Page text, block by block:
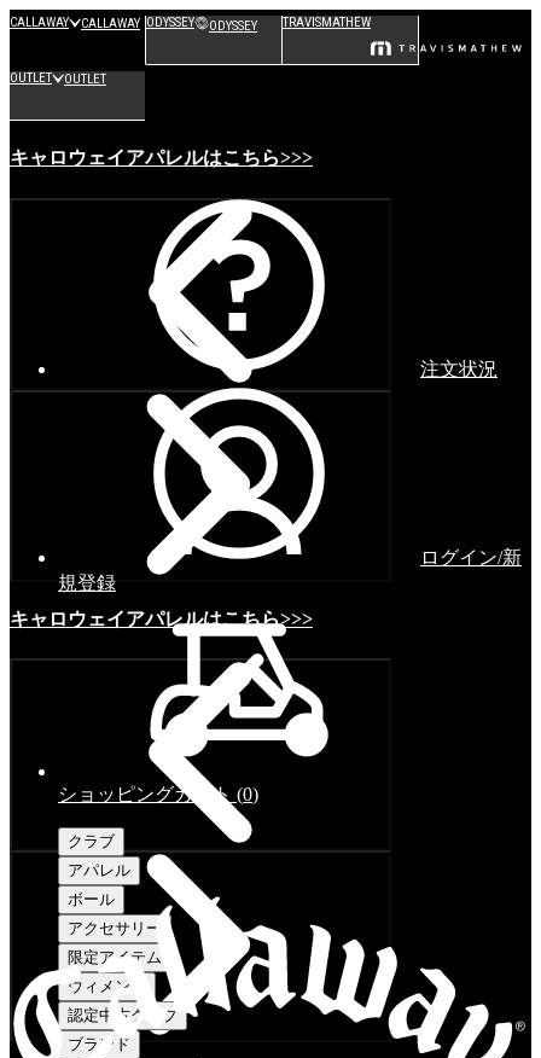
CALLAWAY CALLAWAY ODYSSEY ODYSSEY TRAVISMATHEW
OUTLET OUTLET
キャロウェイアパレルはこちら>>>
キャロウェイアパレルはこちら>>>
注文状況
ログイン/新
規登録
ショッピングカート (0)
クラブ
アパレル
ボール
アクセサリー
限定アイテム
ウィメンズ
認定中古クラブ
ブランド